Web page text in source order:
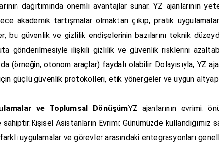
dağıtımında önemli avantajlar sunar. YZ ajanlarının
akademik tartışmalar olmaktan çıkıp, pratik
bu güvenlik ve gizlilik endişelerinin bazılarını teknik
gönderilmesiyle ilişkili gizlilik ve güvenlik risklerini
(örneğin, otonom araçlar) faydalı olabilir. Dolayısıyla, YZ
güçlü güvenlik protokolleri, etik yönergeler ve uygun
ve Toplumsal DönüşümYZ ajanlarının evrimi,
Asistanların Evrimi: Günümüzde
uygulamalar ve görevler arasındaki entegrasyonları